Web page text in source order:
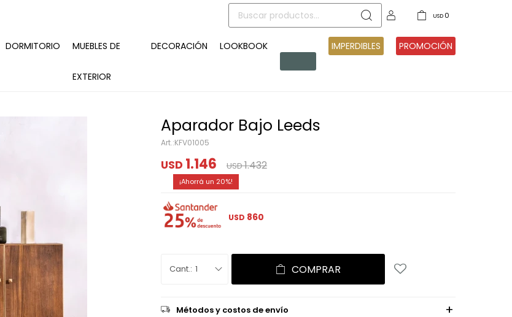
DORMITORIO MUEBLES DE
EXTERIOR
DECORACIÓN LOOKBOOK IMPERDIBLES PROMOCIÓN
USD 0
Aparador Bajo Leeds
KFV01005
USD 1.146 USD1.432
20
USD 860
1 COMPRAR
Métodos y costos de envío